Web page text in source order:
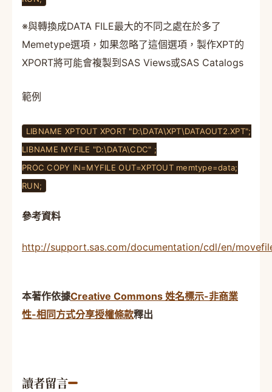
※與轉換成DATA FILE最大的不同之處在於多了
Memetype選項，如果忽略了這個選項，製作XPT的
XPORT將可能會複製到SAS Views或SAS Catalogs
範例
LIBNAME XPTOUT XPORT "D:\DATA\XPT\DATAOUT2.XPT";
LIBNAME MYFILE "D:\DATA\CDC" ;
PROC COPY IN=MYFILE OUT=XPTOUT memtype=data;
RUN;
參考資料
http://support.sas.com/documentation/cdl/en/
本著作依據Creative Commons 姓名標示-非商業
性-相同方式分享授權條款釋出
讀者留言